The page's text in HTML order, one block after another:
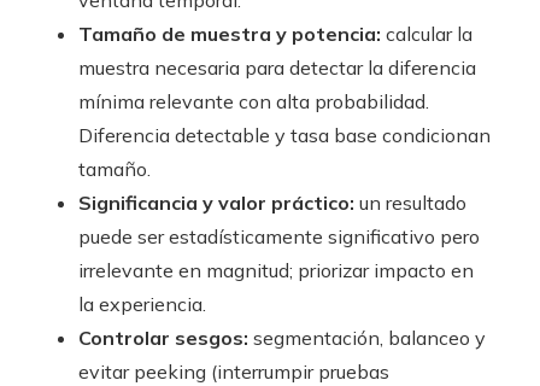
Tamaño de muestra y potencia: calcular la
muestra necesaria para detectar la diferencia
mínima relevante con alta probabilidad.
Diferencia detectable y tasa base condicionan
tamaño.
Significancia y valor práctico: un resultado
puede ser estadísticamente significativo pero
irrelevante en magnitud; priorizar impacto en
la experiencia.
Controlar sesgos: segmentación, balanceo y
evitar peeking (interrumpir pruebas